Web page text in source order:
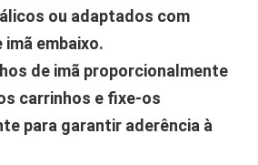
ou adaptados com
embaixo.
de imã proporcionalmente
carrinhos e fixe-os
para garantir aderência à